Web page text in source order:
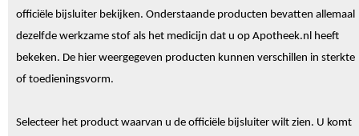
officiële bijsluiter bekijken. Onderstaande producten bevatten allemaal
dezelfde werkzame stof als het medicijn dat u op Apotheek.nl heeft
bekeken. De hier weergegeven producten kunnen verschillen in sterkte
of toedieningsvorm.
Selecteer het product waarvan u de officiële bijsluiter wilt zien. U komt